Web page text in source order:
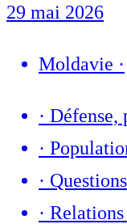
29 mai 2026
Moldavie ·
· Défense,
·
·
·